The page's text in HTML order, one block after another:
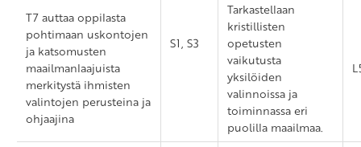
T7 auttaa oppilasta
pohtimaan uskontojen
ja katsomusten
maailmanlaajuista
merkitystä ihmisten
valintojen perusteina ja
ohjaajina
S1, S3
Tarkastellaan
kristillisten
opetusten
vaikutusta
yksilöiden
valinnoissa ja
toiminnassa eri
puolilla maailmaa.